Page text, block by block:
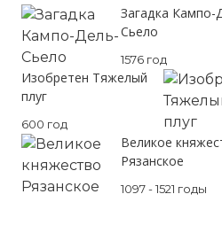
Загадка Кампо-
Сьело
1576 год
Изобретен Тяжелый
плуг
600 год
Великое
Рязанское
1097 - 1521 годы
Evolution of Supernova
Имя:
Комментарий:
Проверочный код: